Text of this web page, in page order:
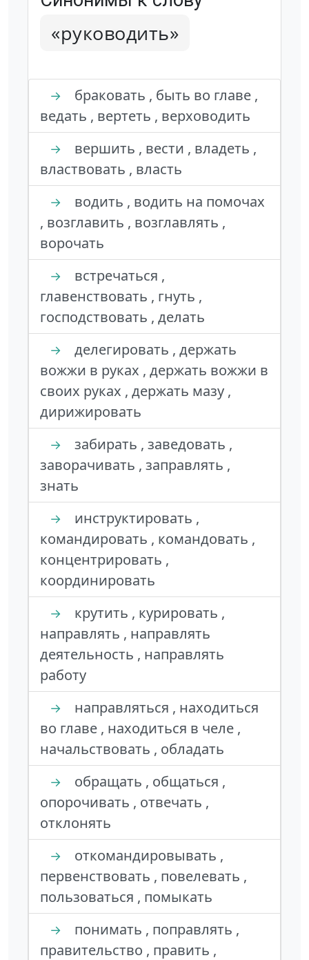
«руководить»
→
браковать , быть во главе ,
ведать , вертеть , верховодить
→
вершить , вести , владеть ,
властвовать , власть
→
водить , водить на помочах
, возглавить , возглавлять ,
ворочать
→
встречаться ,
главенствовать , гнуть ,
господствовать , делать
→
делегировать , держать
вожжи в руках , держать вожжи в
своих руках , держать мазу ,
дирижировать
→
забирать , заведовать ,
заворачивать , заправлять ,
знать
→
инструктировать ,
командировать , командовать ,
концентрировать ,
координировать
→
крутить , курировать ,
направлять , направлять
деятельность , направлять
работу
→
направляться , находиться
во главе , находиться в челе ,
начальствовать , обладать
→
обращать , общаться ,
опорочивать , отвечать ,
отклонять
→
откомандировывать ,
первенствовать , повелевать ,
пользоваться , помыкать
→
понимать , поправлять ,
правительство , править ,